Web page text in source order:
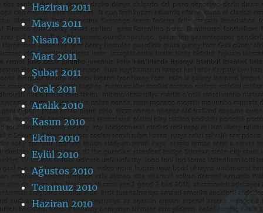
Haziran 2011
Mayıs 2011
Nisan 2011
Mart 2011
Şubat 2011
Ocak 2011
Aralık 2010
Kasım 2010
Ekim 2010
Eylül 2010
Ağustos 2010
Temmuz 2010
Haziran 2010